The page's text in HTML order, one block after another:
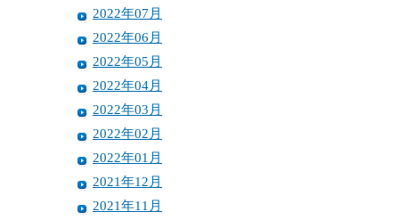
2022年07月
2022年06月
2022年05月
2022年04月
2022年03月
2022年02月
2022年01月
2021年12月
2021年11月